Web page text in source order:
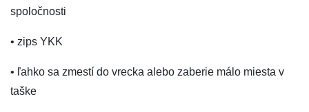
spoločnosti
• zips YKK
• ľahko sa zmestí do vrecka alebo zaberie málo miesta v
taške